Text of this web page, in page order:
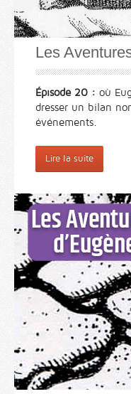
Les
Épisode 20 : où
dresser un bilan
événements.
Lire la suite